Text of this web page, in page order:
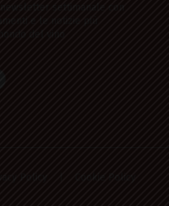
newsletter settimanale con
e le notizie più
del vino
Policy Cookie Policy